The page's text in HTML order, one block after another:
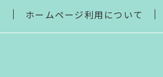
ホームページ利用について